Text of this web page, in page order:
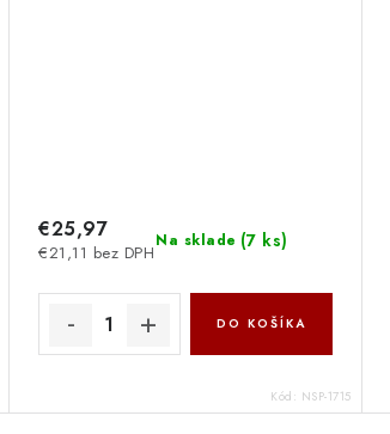
Na sklade (7 ks)
€21,11 bez DPH
€25,97
DO KOŠÍKA
Kód: NSP-1715